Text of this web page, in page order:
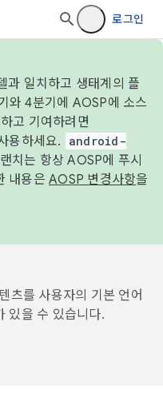
로그인
과 일치하고 생태계의 플
와 4분기에 AOSP에 소스
고 기여하려면
용하세요.
android-
치는 항상 AOSP에 푸시
내용은 AOSP 변경사항을
츠를 사용자의 기본 언어
있을 수 있습니다.